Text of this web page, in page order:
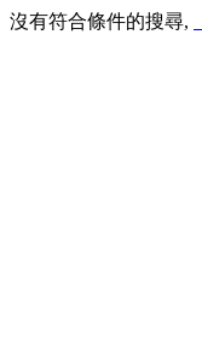
沒有符合條件的搜尋,